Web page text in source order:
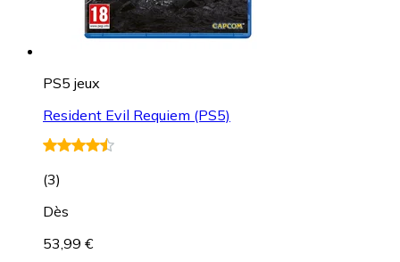
PS5 jeux
Resident Evil Requiem (PS5)
(3)
Dès
53,99 €